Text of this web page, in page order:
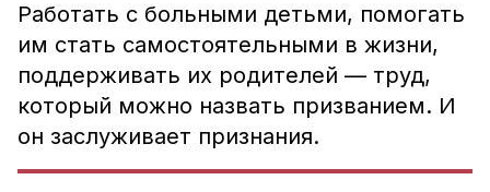
Работать с больными детьми, помогать
им стать самостоятельными в жизни,
поддерживать их родителей — труд,
который можно назвать призванием. И
он заслуживает признания.